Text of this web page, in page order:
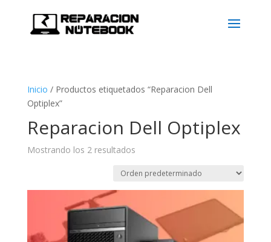
Inicio / Productos etiquetados “Reparacion Dell
Optiplex”
Reparacion Dell Optiplex
Mostrando los 2 resultados